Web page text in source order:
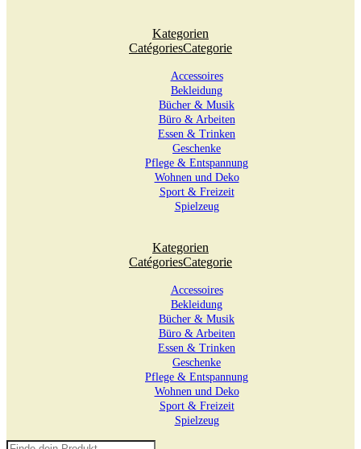
Kategorien
CatégoriesCategorie
Accessoires
Bekleidung
Bücher & Musik
Büro & Arbeiten
Essen & Trinken
Geschenke
Pflege & Entspannung
Wohnen und Deko
Sport & Freizeit
Spielzeug
Kategorien
CatégoriesCategorie
Accessoires
Bekleidung
Bücher & Musik
Büro & Arbeiten
Essen & Trinken
Geschenke
Pflege & Entspannung
Wohnen und Deko
Sport & Freizeit
Spielzeug